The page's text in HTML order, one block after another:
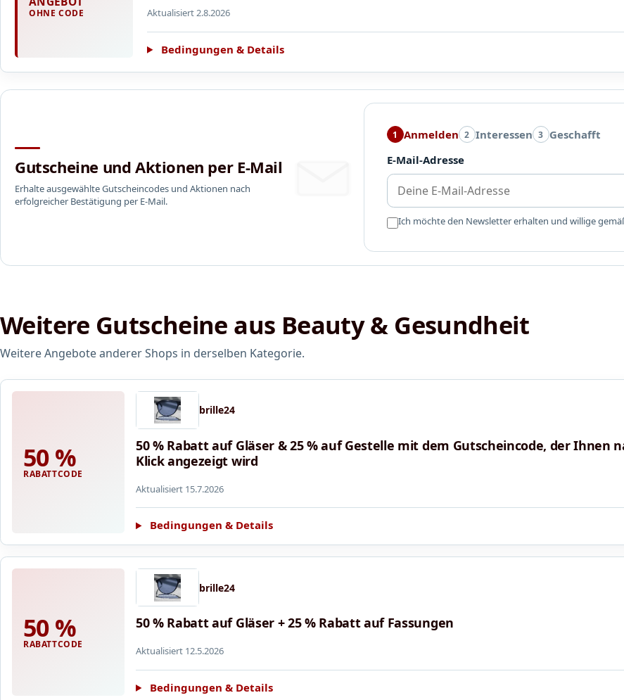
OHNE CODE Aktualisiert 2.8.2026
Bedingungen & Details
Gutscheine und Aktionen per E-Mail
Erhalte ausgewählte Gutscheincodes und Aktionen nach
erfolgreicher Bestätigung per E-Mail.
1 Anmelden 2 Interessen 3 Geschafft
E-Mail-Adresse
Ich möchte den Newsletter erhalten und willige
Weitere Gutscheine aus Beauty & Gesundheit
Weitere Angebote anderer Shops in derselben Kategorie.
50 %
RABATTCODE
brille24
50 % Rabatt auf Gläser & 25 % auf Gestelle mit dem Gutscheincode, der Ihnen
Klick angezeigt wird
Aktualisiert 15.7.2026
Bedingungen & Details
50 %
RABATTCODE
brille24
50 % Rabatt auf Gläser + 25 % Rabatt auf Fassungen
Aktualisiert 12.5.2026
Bedingungen & Details